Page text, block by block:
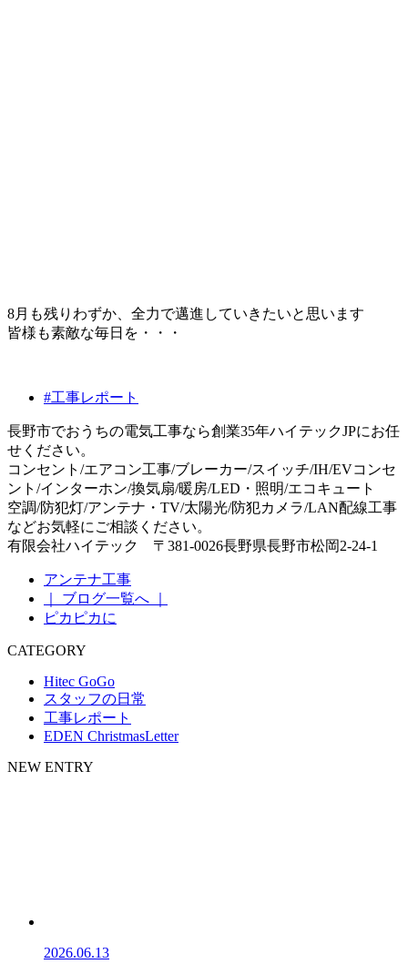
8月も残りわずか、全力で邁進していきたいと思います
皆様も素敵な毎日を・・・
#工事レポート
長野市でおうちの電気工事なら創業35年ハイテックJPにお任
せください。
コンセント/エアコン工事/ブレーカー/スイッチ/IH/EVコンセ
ント/インターホン/換気扇/暖房/LED・照明/エコキュート
空調/防犯灯/アンテナ・TV/太陽光/防犯カメラ/LAN配線工事
などお気軽にご相談ください。
有限会社ハイテック 〒381-0026長野県長野市松岡2-24-1
アンテナ工事
｜ ブログ一覧へ ｜
ピカピカに
CATEGORY
Hitec GoGo
スタッフの日常
工事レポート
EDEN ChristmasLetter
NEW ENTRY
2026.06.13